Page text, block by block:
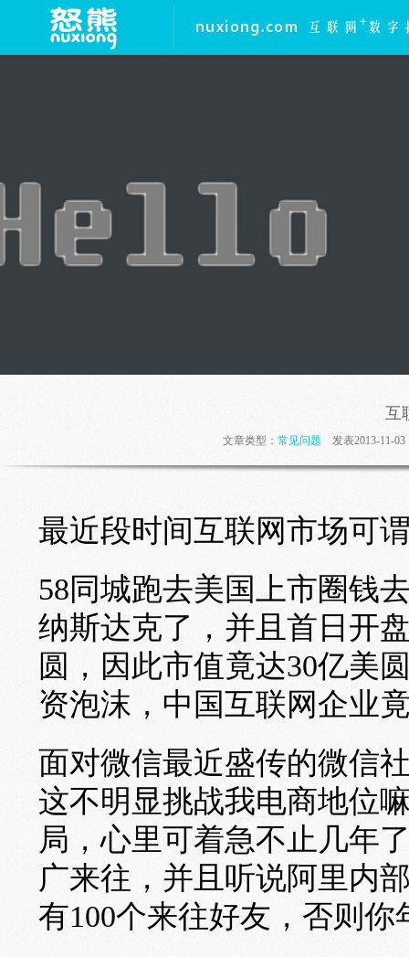
互
文章类型： 常见问题 发表2013-11-
最近段时间互联网市场可
58同城跑去美国上市圈钱
纳斯达克了，并且首日开
圆，因此市值竟达30亿美
资泡沫，中国互联网企业
面对微信最近盛传的微信
这不明显挑战我电商地位
局，心里可着急不止几年
广来往，并且听说阿里内
有100个来往好友，否则